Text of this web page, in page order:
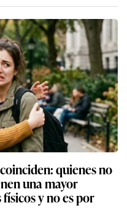
quienes no
una mayor
y no es por